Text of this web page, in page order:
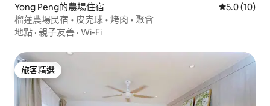
Yong Peng的農場住宿 從 10 則評
5.0 (10)
榴蓮農場民宿 • 皮克球 • 烤肉 • 聚會
地點 · 親子友善 · Wi-Fi
旅客精選
旅客精選